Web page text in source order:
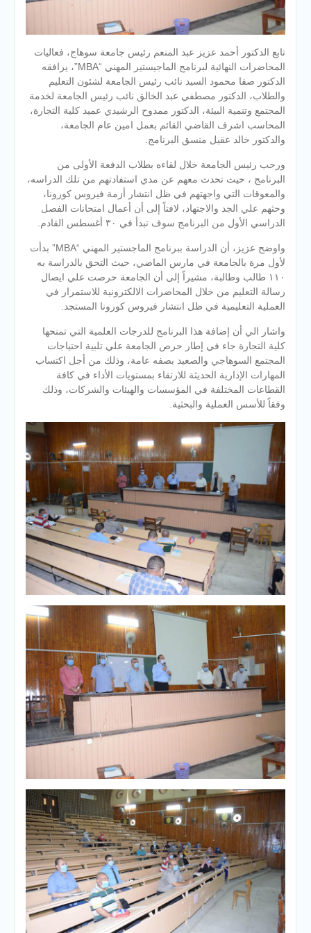
تابع الدكتور أحمد عزيز عبد المنعم رئيس جامعة سوهاج، فعاليات
المحاضرات النهائية لبرنامج الماجيستير المهني “MBA”، يرافقه
الدكتور صفا محمود السيد نائب رئيس الجامعة لشئون التعليم
والطلاب، الدكتور مصطفي عبد الخالق نائب رئيس الجامعة لخدمة
المجتمع وتنمية البيئة، الدكتور ممدوح الرشيدي عميد كلية التجارة،
المحاسب اشرف القاضي القائم بعمل امين عام الجامعة،
والدكتور خالد عقيل منسق البرنامج.
ورحب رئيس الجامعة خلال لقاءه بطلاب الدفعة الأولى من
البرنامج ، حيث تحدث معهم عن مدي استفادتهم من تلك الدراسه،
والمعوقات التي واجهتهم في ظل انتشار أزمة فيروس كورونا،
وحثهم علي الجد والاجتهاد، لافتاً إلى أن أعمال امتحانات الفصل
الدراسي الأول من البرنامج سوف تبدأ في ٣٠ أغسطس القادم.
واوضح عزيز، أن الدراسة ببرنامج الماجستير المهني “MBA” بدأت
لأول مرة بالجامعة في مارس الماضي، حيث التحق بالدراسة به
١١٠ طالب وطالبة، مشيراً إلى أن الجامعة حرصت علي ايصال
رسالة التعليم من خلال المحاضرات الالكترونية للاستمرار في
العملية التعليمية في ظل انتشار فيروس كورونا المستجد.
واشار الي أن إضافة هذا البرنامج للدرجات العلمية التي تمنحها
كلية التجارة جاء في إطار حرص الجامعة علي تلبية احتياجات
المجتمع السوهاجي والصعيد بصفه عامة، وذلك من أجل اكتساب
المهارات الإدارية الحديثة للارتقاء بمستويات الأداء في كافة
القطاعات المختلفة في المؤسسات والهيئات والشركات، وذلك
وفقاً للأسس العملية والبحثية.